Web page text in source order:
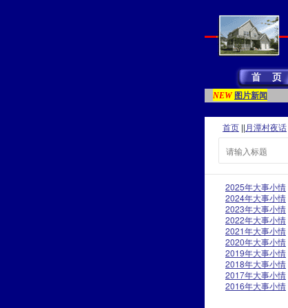
NEW 图片新闻
首页 ||月潭村夜话
2025年大事小情
2024年大事小情
2023年大事小情
2022年大事小情
2021年大事小情
2020年大事小情
2019年大事小情
2018年大事小情
2017年大事小情
2016年大事小情